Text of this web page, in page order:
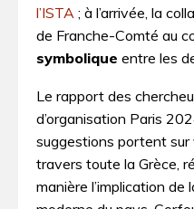
l’ISTA ; à l’arrivée, la
de Franche-Comté au
symbolique entre les
Le rapport des
d’organisation Paris
suggestions portent sur
travers toute la Grèce,
manière l’implication de